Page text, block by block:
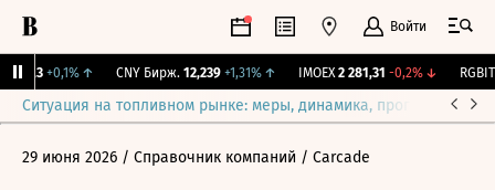
Войти
+0,1% ↑ CNY Бирж. 12,239 +1,31% ↑ IMOEX 2 281,31 -0,2%↓ RGBITR
Ситуация на топливном рынке: меры, динамика, прогнозы
29 июня 2026 / Справочник компаний / Carcade